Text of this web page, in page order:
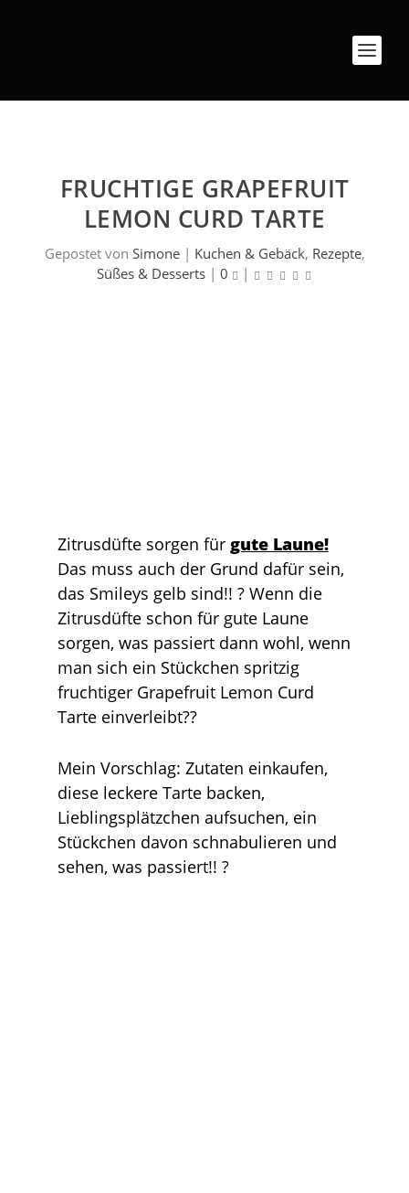
FRUCHTIGE GRAPEFRUIT
LEMON CURD TARTE
Gepostet von Simone| Kuchen & Gebäck, Rezepte,
Süßes & Desserts| 0 |
Zitrusdüfte sorgen für gute Laune!
Das muss auch der Grund dafür sein,
das Smileys gelb sind!! ? Wenn die
Zitrusdüfte schon für gute Laune
sorgen, was passiert dann wohl, wenn
man sich ein Stückchen spritzig
fruchtiger Grapefruit Lemon Curd
Tarte einverleibt??
Mein Vorschlag: Zutaten einkaufen,
diese leckere Tarte backen,
Lieblingsplätzchen aufsuchen, ein
Stückchen davon schnabulieren und
sehen, was passiert!! ?